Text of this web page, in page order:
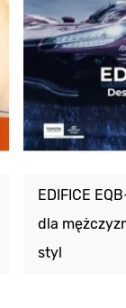
EDIFICE
dla
styl